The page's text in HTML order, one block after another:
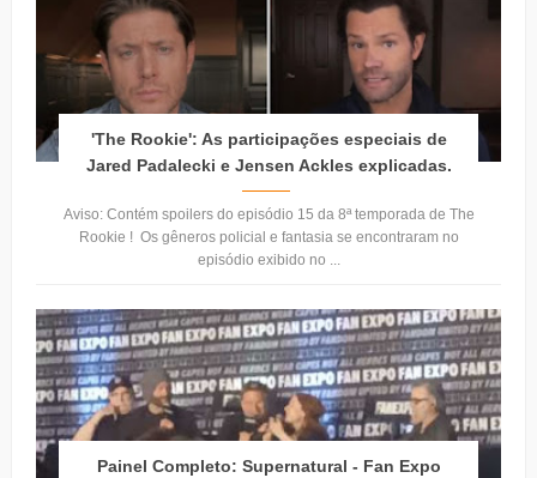
'The Rookie': As participações especiais de
Jared Padalecki e Jensen Ackles explicadas.
Aviso: Contém spoilers do episódio 15 da 8ª temporada de The
Rookie ! Os gêneros policial e fantasia se encontraram no
episódio exibido no ...
Painel Completo: Supernatural - Fan Expo